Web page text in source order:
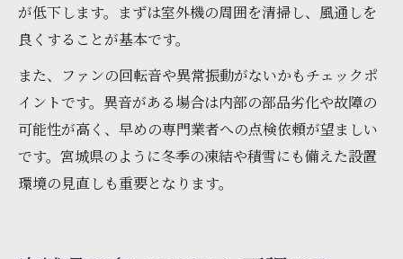
が低下します。まずは室外機の周囲を清掃し、風通しを
良くすることが基本です。
また、ファンの回転音や異常振動がないかもチェックポ
イントです。異音がある場合は内部の部品劣化や故障の
可能性が高く、早めの専門業者への点検依頼が望ましい
です。宮城県のように冬季の凍結や積雪にも備えた設置
環境の見直しも重要となります。